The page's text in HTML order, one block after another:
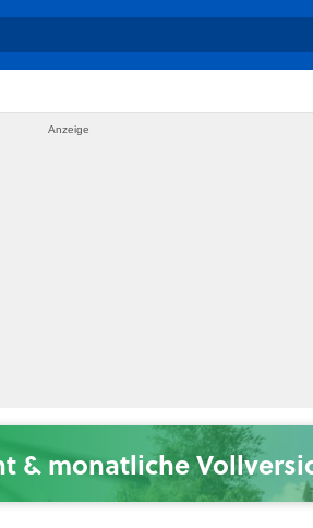
& monatliche